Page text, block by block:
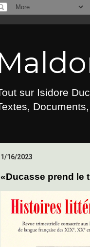
sur Isidore
1/16/2023
«Ducasse prend le